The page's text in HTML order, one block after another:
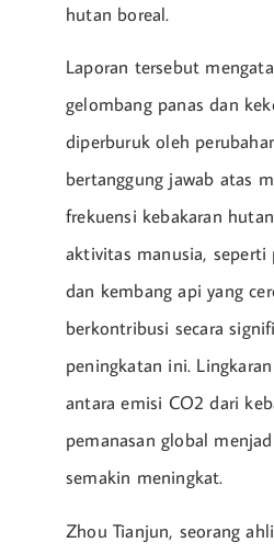
hutan boreal.
Laporan tersebut
gelombang panas dan
diperburuk oleh
bertanggung jawab atas
frekuensi kebakaran
aktivitas manusia, seperti
dan kembang api yang
berkontribusi secara
peningkatan ini.
antara emisi CO2 dari
pemanasan global
semakin meningkat.
Zhou Tianjun, seorang